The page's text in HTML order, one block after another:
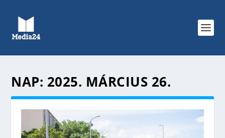
NAP: 2025. MÁRCIUS 26.